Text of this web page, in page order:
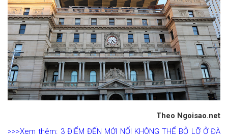
Theo Ngoisao.net
>>>Xem thêm: 3 ĐIỂM ĐẾN MỚI NỔI KHÔNG THỂ BỎ LỠ Ở ĐÀ